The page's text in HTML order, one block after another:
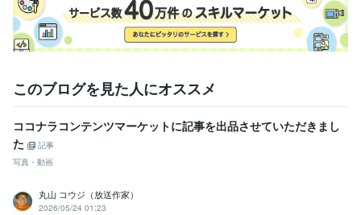
このブログを見た人にオススメ
ココナラコンテンツマーケットに記事を出品させていただきまし
た
記事
写真・動画
丸山 コウジ（放送作家）
2026/05/24 01:23